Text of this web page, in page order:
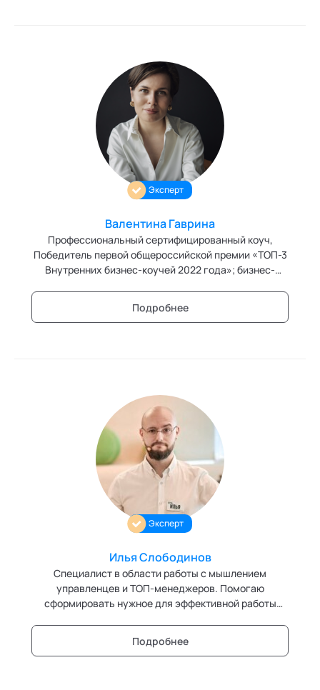
Эксперт
Валентина Гаврина
Профессиональный сертифицированный коуч,
Победитель первой общероссийской премии «ТОП-3
Внутренних бизнес-коучей 2022 года»; бизнес-
Подробнее
Эксперт
Илья Слободинов
Специалист в области работы с мышлением
управленцев и ТОП-менеджеров. Помогаю
сформировать нужное для эффективной работы
Подробнее